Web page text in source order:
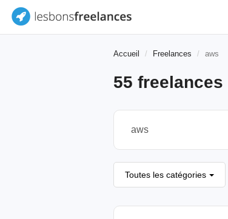
Accueil Freelances aws
55 freelances
Toutes les catégories